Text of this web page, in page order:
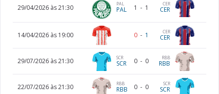
29/04/2026 às 21:30 PAL
PAL 1 - 1 CER
CER
14/04/2026 às 19:00 0 - 1 CER
CER
29/07/2026 às 21:30 SCR
SCR 0 - 0 RBB
RBB
22/07/2026 às 21:30 RBB
RBB 0 - 0 SCR
SCR